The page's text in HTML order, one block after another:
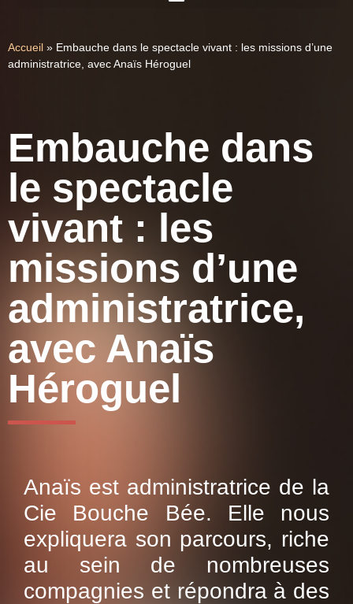
Accueil » Embauche dans le spectacle vivant : les missions d’une
administratrice, avec Anaïs Héroguel
Embauche dans
le spectacle
vivant : les
missions d’une
administratrice,
avec Anaïs
Héroguel
Anaïs est administratrice de la
Cie Bouche Bée. Elle nous
expliquera son parcours, riche
au sein de nombreuses
compagnies et répondra à des